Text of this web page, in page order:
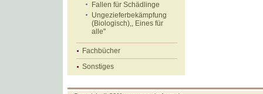
Fallen für Schädlinge
Ungezieferbekämpfung
(Biologisch),, Eines für
alle"
Fachbücher
Sonstiges